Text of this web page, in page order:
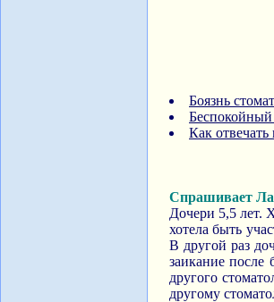
Боязнь
Беспокойный
Как отвечать
Спрашивает
Дочери 5,5 лет.
хотела быть
В другой раз
заикание
другого
другому